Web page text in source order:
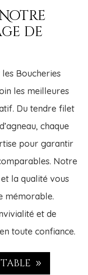
de
Boucheries
les meilleures
Du tendre filet
chaque
pour garantir
Notre
la qualité vous
mémorable.
et de
toute confiance.